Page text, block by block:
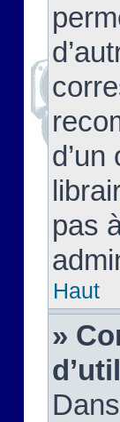
pas
Haut
»